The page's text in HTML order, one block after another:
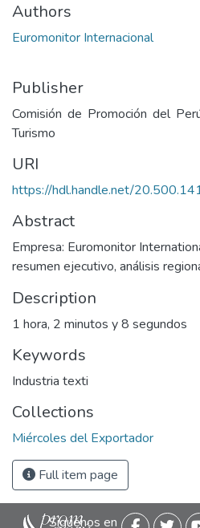
Authors
Euromonitor Internacional
Publisher
Comisión de Promoción del
Turismo
URI
https://hdl.handle.net/
Abstract
Empresa: Euromonitor
resumen ejecutivo, análisis
Description
1 hora, 2 minutos y 8 segundos
Keywords
Industria texti
Collections
Miércoles del Exportador
Full item page
Siguenos en